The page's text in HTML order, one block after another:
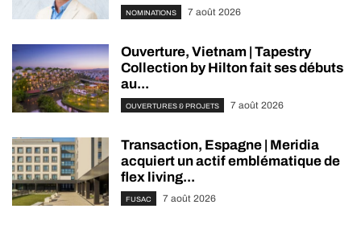
NOMINATIONS 7 août 2026
Ouverture, Vietnam | Tapestry
Collection by Hilton fait ses débuts
au...
OUVERTURES & PROJETS 7 août 2026
Transaction, Espagne | Meridia
acquiert un actif emblématique de
flex living...
FUSAC 7 août 2026